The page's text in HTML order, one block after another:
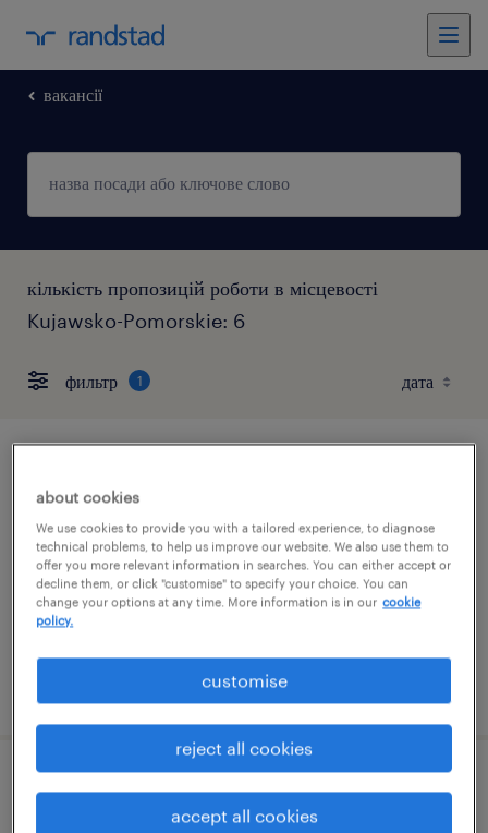
вакансії
кількість пропозицій роботи в місцевості
Kujawsko-Pomorskie: 6
фильтр 1
mechanicznego
bydgoszcz, kujawsko-pomorskie
постійний
опубліковано 3 серпень 2026
lakiernik k/m
about cookies
We use cookies to provide you with a tailored experience, to diagnose
technical problems, to help us improve our website. We also use them to
offer you more relevant information in searches. You can either accept or
decline them, or click "customise" to specify your choice. You can
change your options at any time. More information is in our cookie
policy.
accept all cookies
reject all cookies
customise